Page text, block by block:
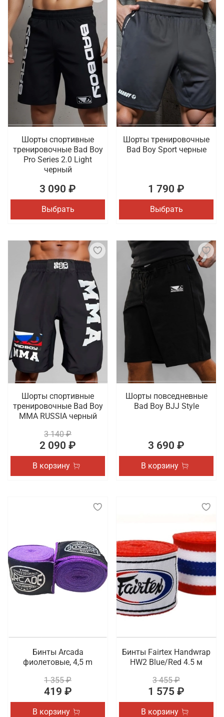
Шорты спортивные
тренировочные Bad Boy
Pro Series 2.0 Light
черный
3 090 ₽
Выбрать
Шорты тренировочные
Bad Boy Sport черные
1 790 ₽
Выбрать
Шорты спортивные
тренировочные Bad Boy
MMA RUSSIA черный
3 140 ₽
2 090 ₽
В корзину
Шорты повседневные
Bad Boy BJJ Style
3 690 ₽
В корзину
Бинты Arcada
фиолетовые, 4,5 m
1 355 ₽
419 ₽
В корзину
Бинты Fairtex Handwrap
HW2 Blue/Red 4.5 м
3 455 ₽
1 575 ₽
В корзину